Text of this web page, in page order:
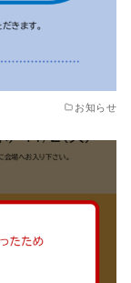
お知らせ